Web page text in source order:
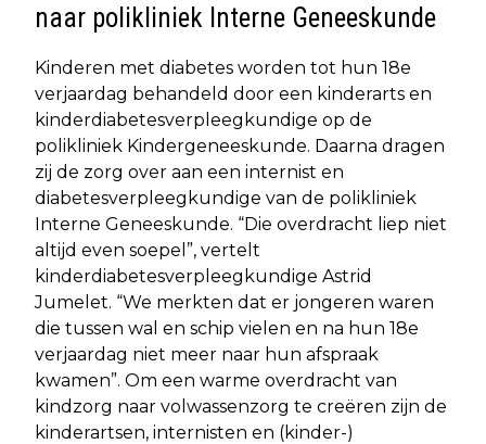
naar polikliniek Interne Geneeskunde
Kinderen met diabetes worden tot hun 18e
verjaardag behandeld door een kinderarts en
kinderdiabetesverpleegkundige op de
polikliniek Kindergeneeskunde. Daarna dragen
zij de zorg over aan een internist en
diabetesverpleegkundige van de polikliniek
Interne Geneeskunde. “Die overdracht liep niet
altijd even soepel”, vertelt
kinderdiabetesverpleegkundige Astrid
Jumelet. “We merkten dat er jongeren waren
die tussen wal en schip vielen en na hun 18e
verjaardag niet meer naar hun afspraak
kwamen”. Om een warme overdracht van
kindzorg naar volwassenzorg te creëren zijn de
kinderartsen, internisten en (kinder-)